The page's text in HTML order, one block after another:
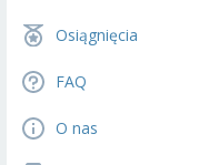
Osiągnięcia
FAQ
O nas